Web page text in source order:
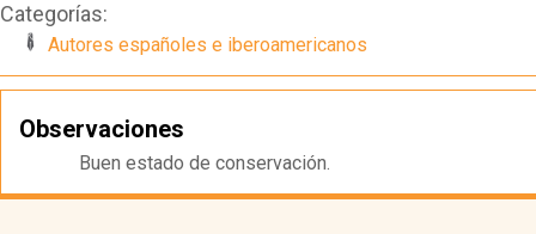
Categorías:
Autores españoles e iberoamericanos
Observaciones
Buen estado de conservación.